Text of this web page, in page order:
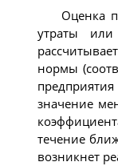
Оценка
утраты или
нормы
значение
течение
возникнет